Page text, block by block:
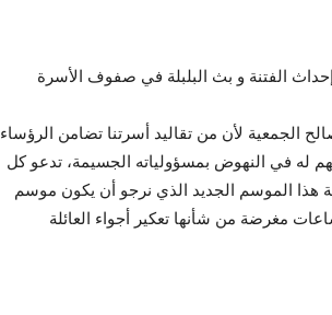
الفتنة و بث البلبلة في صفوف الأسرة
الجمعية لأن من تقاليد أسرتنا تضامن الرؤساء
له في النهوض بمسؤولياته الجسيمة، تدعو كل
هذا الموسم الجديد الذي نرجو أن يكون موسم
مغرضة من شأنها تعكير أجواء العائلة